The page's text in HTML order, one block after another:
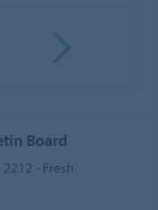
Board
- Fresh